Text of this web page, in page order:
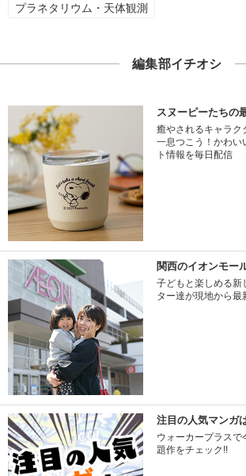
プラネタリウム・天体観測
編集部イチオシ
スヌーピーたちの
癒やされるキャラク
一息つこう！かわい
ト情報を毎日配信
関西のイオンモー
子どもと楽しめる新
ター達が現地から最
注目の人気マンガ
ウォーカープラス
題作をチェック!!